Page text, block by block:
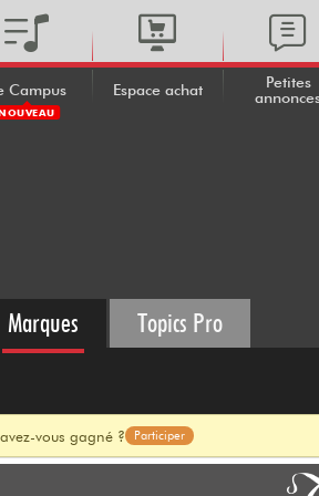
Campus Espace achat
Petites
Marques Topics Pro
vous gagné ? Participer